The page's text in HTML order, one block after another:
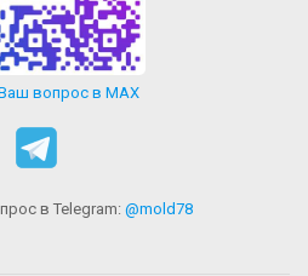
вопрос в MAX
в Telegram: @mold78